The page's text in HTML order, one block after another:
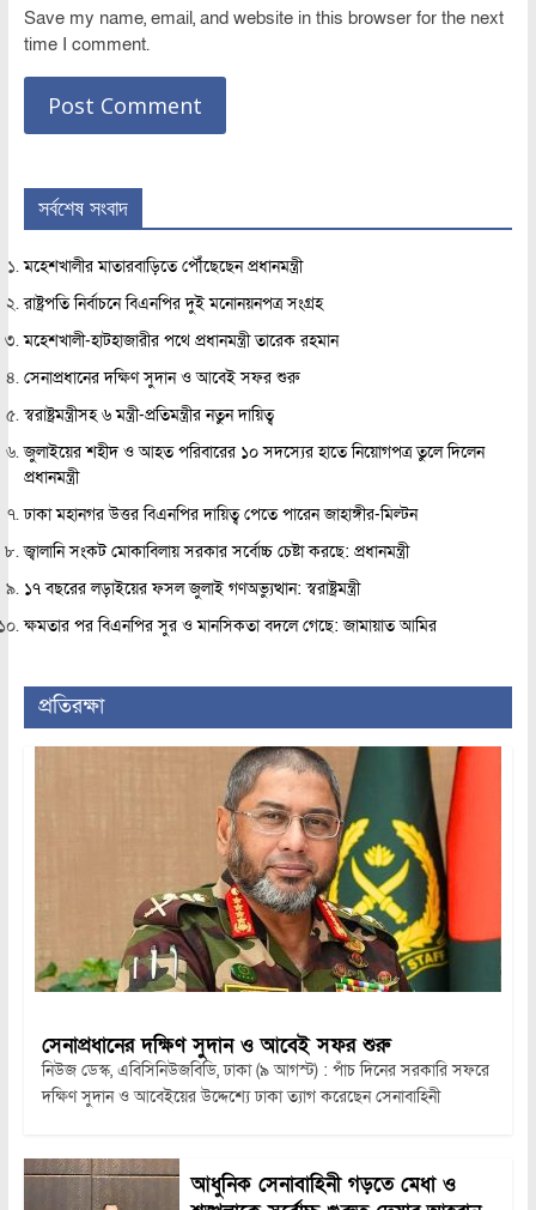
Save my name, email, and website in this browser for the next
time I comment.
সর্বশেষ সংবাদ
মহেশখালীর মাতারবাড়িতে পৌঁছেছেন প্রধানমন্ত্রী
রাষ্ট্রপতি নির্বাচনে বিএনপির দুই মনোনয়নপত্র সংগ্রহ
মহেশখালী-হাটহাজারীর পথে প্রধানমন্ত্রী তারেক রহমান
সেনাপ্রধানের দক্ষিণ সুদান ও আবেই সফর শুরু
স্বরাষ্ট্রমন্ত্রীসহ ৬ মন্ত্রী-প্রতিমন্ত্রীর নতুন দায়িত্ব
জুলাইয়ের শহীদ ও আহত পরিবারের ১০ সদস্যের হাতে নিয়োগপত্র তুলে দিলেন
প্রধানমন্ত্রী
ঢাকা মহানগর উত্তর বিএনপির দায়িত্ব পেতে পারেন জাহাঙ্গীর-মিল্টন
জ্বালানি সংকট মোকাবিলায় সরকার সর্বোচ্চ চেষ্টা করছে: প্রধানমন্ত্রী
১৭ বছরের লড়াইয়ের ফসল জুলাই গণঅভ্যুত্থান: স্বরাষ্ট্রমন্ত্রী
ক্ষমতার পর বিএনপির সুর ও মানসিকতা বদলে গেছে: জামায়াত আমির
প্রতিরক্ষা
সেনাপ্রধানের দক্ষিণ সুদান ও আবেই সফর শুরু
নিউজ ডেস্ক, এবিসিনিউজবিডি, ঢাকা (৯ আগস্ট) : পাঁচ দিনের সরকারি সফরে
দক্ষিণ সুদান ও আবেইয়ের উদ্দেশ্যে ঢাকা ত্যাগ করেছেন সেনাবাহিনী
আধুনিক সেনাবাহিনী গড়তে মেধা ও